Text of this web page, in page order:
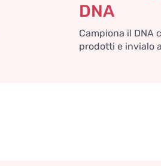
DNA
Campiona il DNA
prodotti e invialo